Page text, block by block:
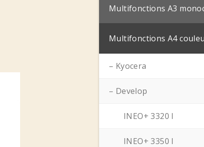
Multifonctions A3
Multifonctions A4
– Kyocera
– Develop
INEO+ 3320 I
INEO+ 3350 I